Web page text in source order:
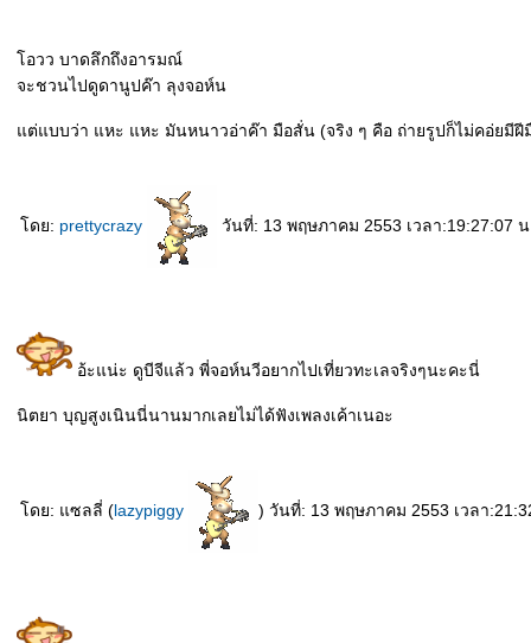
อวว บาดลึกถึงอารมณ์
จะชวนไปดูดานูปค๊า ลุงจอห์น
ต่แบบว่า แหะ แหะ มันหนาวอ่าค๊า มือสั่น (จริง ๆ คือ ถ่ายรูปก็ไม่คอ่ยมีฝี
ดย: prettycrazy วันที่: 13 พฤษภาคม 2553 เวลา:19:27:07
อ้ะแน่ะ ดูบีจีแล้ว พี่จอห์นวีอยากไปเที่ยวทะเลจริงๆนะคะนี่
นิตยา บุญสูงเนินนี่นานมากเลยไม่ได้ฟังเพลงเค้าเนอะ
ดย: แซลลี่ (lazypiggy ) วันที่: 13 พฤษภาคม 2553 เวลา